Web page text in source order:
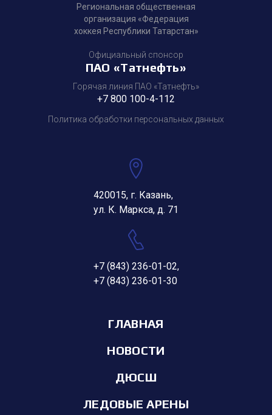
Региональная общественная
организация «Федерация
хоккея Республики Татарстан»
Официальный спонсор
ПАО «Татнефть»
Горячая линия ПАО «Татнефть»
+7 800 100-4-112
Политика обработки персональных данных
420015, г. Казань,
ул. К. Маркса, д. 71
+7 (843) 236-01-02,
+7 (843) 236-01-30
ГЛАВНАЯ
НОВОСТИ
ДЮСШ
ЛЕДОВЫЕ АРЕНЫ